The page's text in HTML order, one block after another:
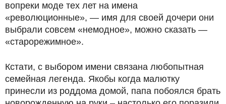
вопреки моде тех лет на имена
«революционные», — имя для своей дочери они
выбрали совсем «немодное», можно сказать —
«старорежимное».
Кстати, с выбором имени связана любопытная
семейная легенда. Якобы когда малютку
принесли из роддома домой, папа побоялся брать